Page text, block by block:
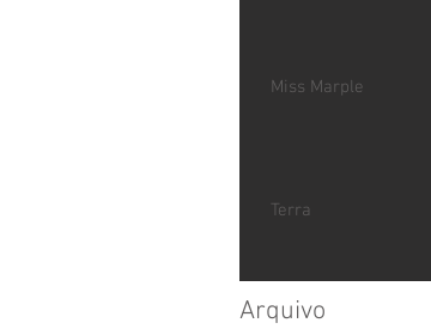
Miss Marple
Terra
Arquivo